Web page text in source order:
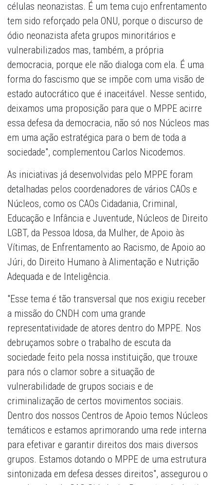
células neonazistas. É um tema cujo enfrentamento
tem sido reforçado pela ONU, porque o discurso de
ódio neonazista afeta grupos minoritários e
vulnerabilizados mas, também, a própria
democracia, porque ele não dialoga com ela. É uma
forma do fascismo que se impõe com uma visão de
estado autocrático que é inaceitável. Nesse sentido,
deixamos uma proposição para que o MPPE acirre
essa defesa da democracia, não só nos Núcleos mas
em uma ação estratégica para o bem de toda a
sociedade", complementou Carlos Nicodemos.
As iniciativas já desenvolvidas pelo MPPE foram
detalhadas pelos coordenadores de vários CAOs e
Núcleos, como os CAOs Cidadania, Criminal,
Educação e Infância e Juventude, Núcleos de Direito
LGBT, da Pessoa Idosa, da Mulher, de Apoio às
Vítimas, de Enfrentamento ao Racismo, de Apoio ao
Júri, do Direito Humano à Alimentação e Nutrição
Adequada e de Inteligência.
"Esse tema é tão transversal que nos exigiu receber
a missão do CNDH com uma grande
representatividade de atores dentro do MPPE. Nos
debruçamos sobre o trabalho de escuta da
sociedade feito pela nossa instituição, que trouxe
para nós o clamor sobre a situação de
vulnerabilidade de grupos sociais e de
criminalização de certos movimentos sociais.
Dentro dos nossos Centros de Apoio temos Núcleos
temáticos e estamos aprimorando uma rede interna
para efetivar e garantir direitos dos mais diversos
grupos. Estamos dotando o MPPE de uma estrutura
sintonizada em defesa desses direitos", assegurou o